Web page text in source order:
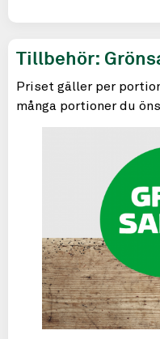
Tillbehör:
Priset gäller per
många portioner du